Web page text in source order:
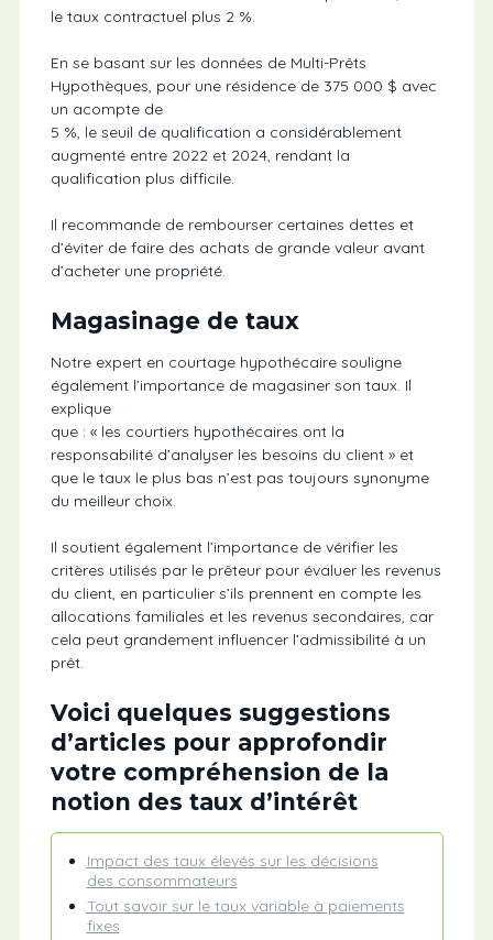
le taux contractuel plus 2 %.
En se basant sur les données de Multi-Prêts
Hypothèques, pour une résidence de 375 000 $ avec
un acompte de
5 %, le seuil de qualification a considérablement
augmenté entre 2022 et 2024, rendant la
qualification plus difficile.
Il recommande de rembourser certaines dettes et
d’éviter de faire des achats de grande valeur avant
d’acheter une propriété.
Magasinage de taux
Notre expert en courtage hypothécaire souligne
également l’importance de magasiner son taux. Il
explique
que : « les courtiers hypothécaires ont la
responsabilité d’analyser les besoins du client » et
que le taux le plus bas n’est pas toujours synonyme
du meilleur choix.
Il soutient également l’importance de vérifier les
critères utilisés par le prêteur pour évaluer les revenus
du client, en particulier s’ils prennent en compte les
allocations familiales et les revenus secondaires, car
cela peut grandement influencer l’admissibilité à un
prêt.
Voici quelques suggestions
d’articles pour approfondir
votre compréhension de la
notion des taux d’intérêt
Impact des taux élevés sur les décisions
des consommateurs
Tout savoir sur le taux variable à paiements
fixes